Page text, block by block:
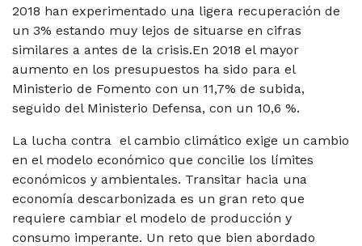
2018 han experimentado una ligera recuperación de
un 3% estando muy lejos de situarse en cifras
similares a antes de la crisis.En 2018 el mayor
aumento en los presupuestos ha sido para el
Ministerio de Fomento con un 11,7% de subida,
seguido del Ministerio Defensa, con un 10,6 %.
La lucha contra el cambio climático exige un cambio
en el modelo económico que concilie los límites
económicos y ambientales. Transitar hacia una
economía descarbonizada es un gran reto que
requiere cambiar el modelo de producción y
consumo imperante. Un reto que bien abordado